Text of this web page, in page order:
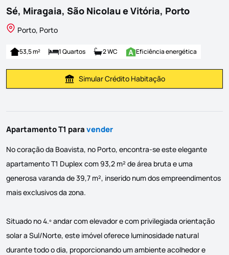
Sé, Miragaia, São Nicolau e Vitória, Porto
Porto, Porto
53,5 m² 1 Quartos 2 WC Eficiência energética
Simular Prestação
Simular Crédito Habitação
Apartamento T1 paravender
No coração da Boavista, no Porto, encontra-se este elegante
apartamento T1 Duplex com 93,2 m² de área bruta e uma
generosa varanda de 39,7 m², inserido num dos empreendimentos
mais exclusivos da zona.
Situado no 4.º andar com elevador e com privilegiada orientação
solar a Sul/Norte, este imóvel oferece luminosidade natural
durante todo o dia, proporcionando um ambiente acolhedor e